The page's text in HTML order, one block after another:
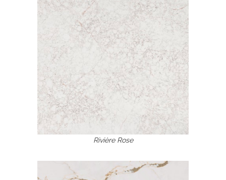
Rivière Rose